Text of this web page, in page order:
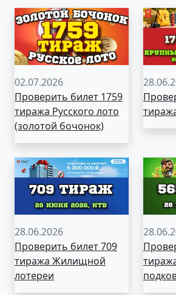
02.07.2026
Проверить билет 1759
тиража Русского лото
(золотой бочонок)
28.06.2026
Проверить билет 709
тиража Жилищной
лотереи